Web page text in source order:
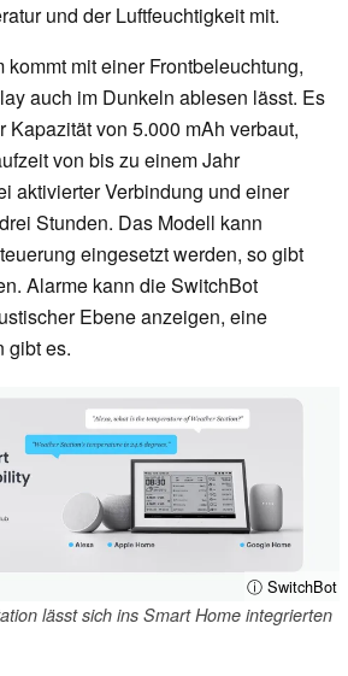
und der Luftfeuchtigkeit mit.
kommt mit einer Frontbeleuchtung,
auch im Dunkeln ablesen lässt. Es
Kapazität von 5.000 mAh verbaut,
von bis zu einem Jahr
aktivierter Verbindung und einer
Stunden. Das Modell kann
eingesetzt werden, so gibt
Alarme kann die SwitchBot
Ebene anzeigen, eine
gibt es.
ⓘ SwitchBot
lässt sich ins Smart Home integrierten